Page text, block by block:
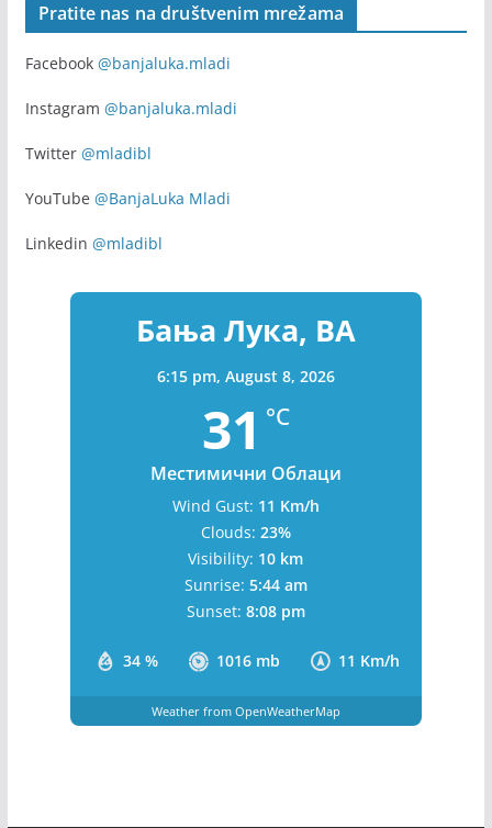
Pratite nas na društvenim mrežama
Facebook @banjaluka.mladi
Instagram @banjaluka.mladi
Twitter @mladibl
YouTube @BanjaLuka Mladi
Linkedin @mladibl
Бања Лука, BA
6:15 pm, August 8, 2026
31 °C
Местимични Облаци
34 % 1016 mb 11 Km/h
Wind Gust: 11 Km/h
Clouds: 23%
Visibility: 10 km
Sunrise: 5:44 am
Sunset: 8:08 pm
Weather from OpenWeatherMap